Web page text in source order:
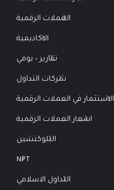
العملات الرقمية
الاكاديمية
تقارير – يومي
شركات التداول
الاستثمار في العملات الرقمية
اسعار العملات الرقمية
البلوكتشين
NFT
التداول الاسلامي